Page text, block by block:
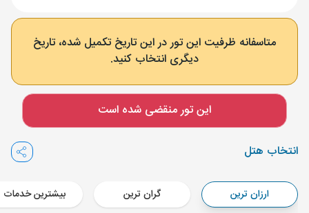
برنامه رفت :
فرودگاه بین‌المللی امام خمینی IKA
ایروان , فرودگاه بین‌المللی زوارتنوتس EVN
مدت پرواز :02:00
تهران , فرودگاه بین‌المللی امام خمینی IKA
متاسفانه ظرفیت این تور در این تاریخ تکمیل شده، تاریخ
دیگری انتخاب کنید.
این تور منقضی شده است
انتخاب هتل
ارزان ترین گران ترین بیشترین خدمات